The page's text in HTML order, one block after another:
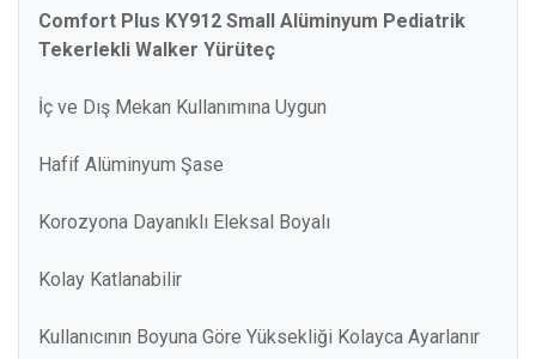
Comfort Plus KY912 Small Alüminyum Pediatrik
Tekerlekli Walker Yürüteç
İç ve Dış Mekan Kullanımına Uygun
Hafif Alüminyum Şase
Korozyona Dayanıklı Eleksal Boyalı
Kolay Katlanabilir
Kullanıcının Boyuna Göre Yüksekliği Kolayca Ayarlanır